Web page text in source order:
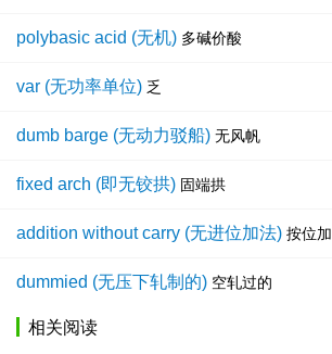
polybasic acid (无机) 多碱价酸
var (无功率单位) 乏
dumb barge (无动力驳船) 无风帆
fixed arch (即无铰拱) 固端拱
addition without carry (无进位加法) 按位加
dummied (无压下轧制的) 空轧过的
相关阅读